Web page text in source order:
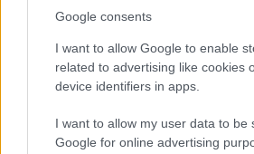
Google consents
I want to allow Google to enable
related to advertising like cookies
device identifiers in apps.
I want to allow my user data to be
Google for online advertising
bemutatását.
A törvényes örökösök felkérik a
közleménnyel. Az ügyek
nyilvános szereplést, interjút,